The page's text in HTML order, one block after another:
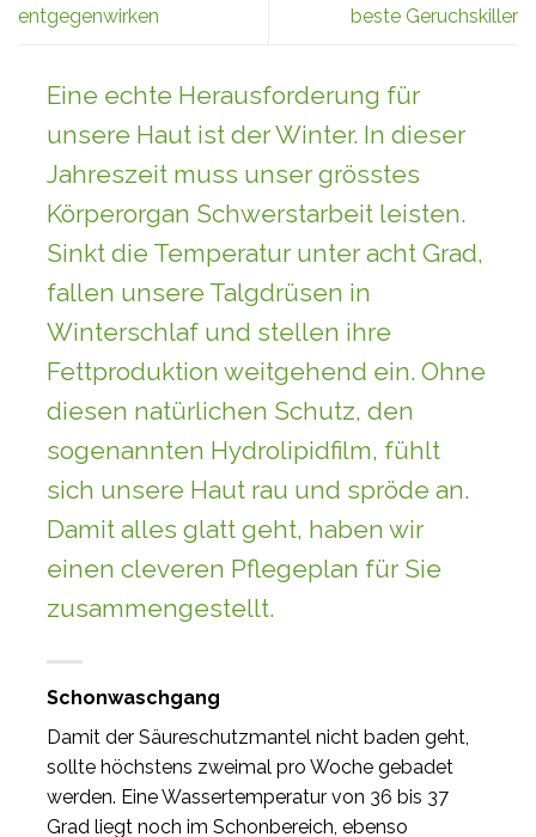
Eine echte Herausforderung für
unsere Haut ist der Winter. In dieser
Jahreszeit muss unser grösstes
Körperorgan Schwerstarbeit leisten.
Sinkt die Temperatur unter acht Grad,
fallen unsere Talgdrüsen in
Winterschlaf und stellen ihre
Fettproduktion weitgehend ein. Ohne
diesen natürlichen Schutz, den
sogenannten Hydrolipidfilm, fühlt
sich unsere Haut rau und spröde an.
Damit alles glatt geht, haben wir
einen cleveren Pflegeplan für Sie
zusammengestellt.
Schonwaschgang
Damit der Säureschutzmantel nicht baden geht,
sollte höchstens zweimal pro Woche gebadet
werden. Eine Wassertemperatur von 36 bis 37
Grad liegt noch im Schonbereich, ebenso
entgegenwirken
beste Geruchskiller